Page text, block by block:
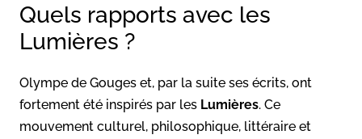
Quels rapports avec les
Lumières ?
Olympe de Gouges et, par la suite ses écrits, ont
fortement été inspirés par les Lumières. Ce
mouvement culturel, philosophique, littéraire et